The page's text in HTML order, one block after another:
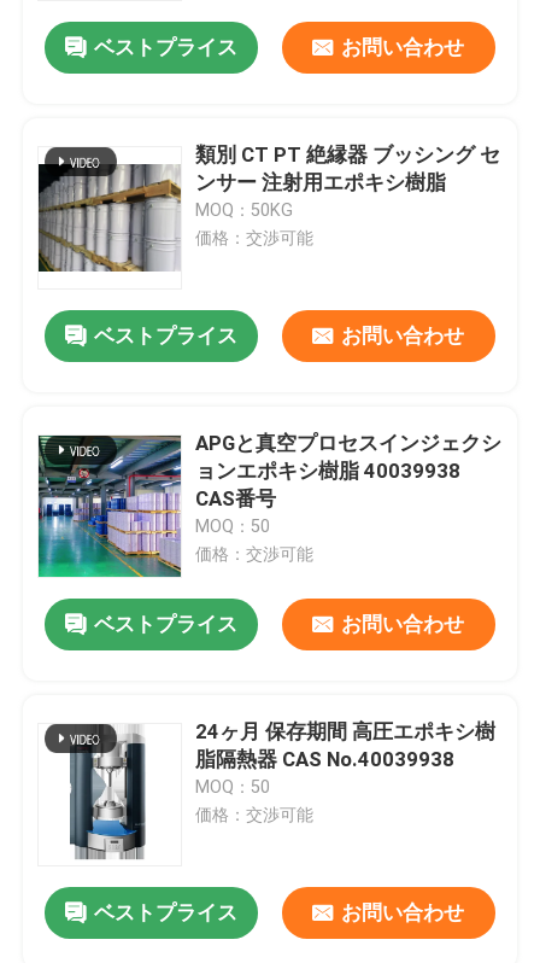
わたしたち に つい て
品質管理
連絡 ください
ブログ
電気エポキシ樹脂
屋外用エポキシ樹脂
難燃性エポキシ樹脂
投げるエポキシ樹脂
エポキシ樹脂治癒代理店
変圧器エポキシ樹脂
ベストプライス お問い合わせ
類別 CT PT 絶縁器 ブッシング セ
ンサー 注射用エポキシ樹脂
MOQ：50KG
価格：交渉可能
ベストプライス お問い合わせ
APGと真空プロセスインジェクシ
ョンエポキシ樹脂 40039938
CAS番号
MOQ：50
価格：交渉可能
ベストプライス お問い合わせ
24ヶ月 保存期間 高圧エポキシ樹
脂隔熱器 CAS No.40039938
MOQ：50
価格：交渉可能
ベストプライス お問い合わせ